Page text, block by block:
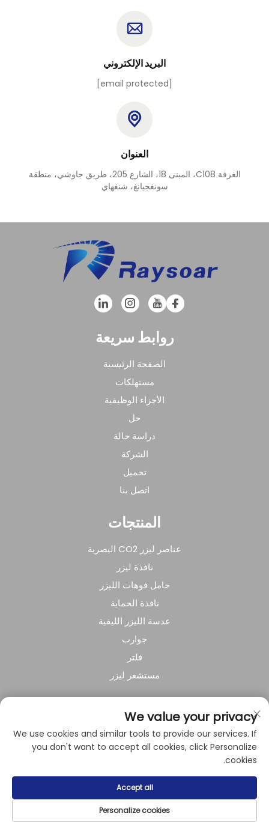
البريد الإلكتروني
العنوان
الغرفة C108، المبنى 18، الشارع 205، طريق جاوشي، منطقة
سونغجيانغ، شنغهاي
روابط سريعة
الصفحة الرئيسية
مستهلكات
الأجزاء الوظيفية
حل
دراسة حالة
الشركة
تحميل
اتصل بنا
المنتجات
عناصر ليزر CO2 البصرية
نافذة ليزر
حامل فوهات الليزر
نافذة الحماية
عدسة الليزر الليفية
جوارب
فلتر
مستشعر ليزر
عن الشركة
سياسة الخصوصية
حقوق النشر © 2024 بواسطة شركة شنغهاي راي سوار للمعدات
الكهروميكانيكية المحدودة.
We value your privacy
We use cookies and similar tools to provide our services. If
you don't want to accept all cookies, click Personalize
cookies.
Personalize cookies
Accept all